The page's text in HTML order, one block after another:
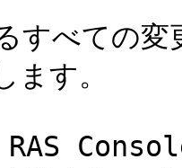
すべての
ます。